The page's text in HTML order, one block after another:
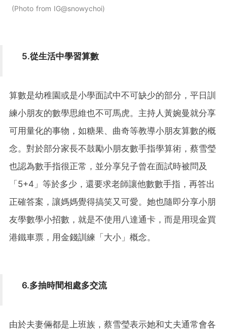
Photo from IG@snowychoi
5.從生活中學習算數
算數是幼稚園或是小學面試中不可缺少的部分，平日訓
練小朋友的數學思維也不可馬虎。主持人黃婉曼就分享
可用量化的事物，如糖果、曲奇等教導小朋友算數的概
念。對於部分家長不鼓勵小朋友數手指學算術，蔡雪瑩
也認為數手指很正常，並分享兒子曾在面試時被問及
「5+4」等於多少，還要求老師讓他數數手指，再答出
正確答案，讓媽媽覺得搞笑又可愛。她也隨即分享小朋
友學數學小招數，就是不使用八達通卡，而是用現金買
港鐵車票，用金錢訓練「大小」概念。
6.多抽時間相處多交流
由於夫妻倆都是上班族，蔡雪瑩表示她和丈夫通常會各